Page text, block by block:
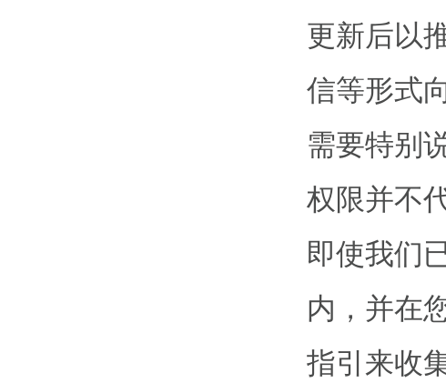
更新后以
信等形式
需要特别
权限并不
即使我们
内，并在
指引来收